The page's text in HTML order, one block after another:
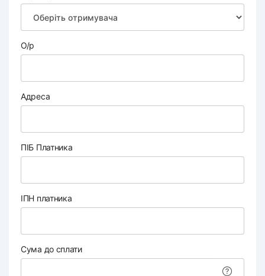
О/р
Адреса
ПІБ Платника
ІПН платника
Сума до сплати